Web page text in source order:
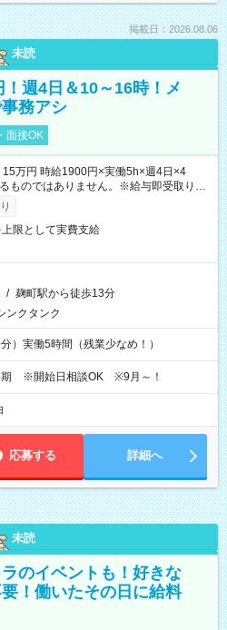
掲載日：2026.08.06
未読
週4日＆10～16時！メ
務アシ
面接OK
万円 時給1900円×実働5h×週4日×4
ものではありません。※給与即受取りサ
有）
限として実費支給
/ 麹町駅から徒歩13分
ンクタンク
）実働5時間（残業少なめ！）
期 ※開始日相談OK ※9月～！
応募する 詳細へ
未読
のイベントも！好きな
！働いたその日に給料